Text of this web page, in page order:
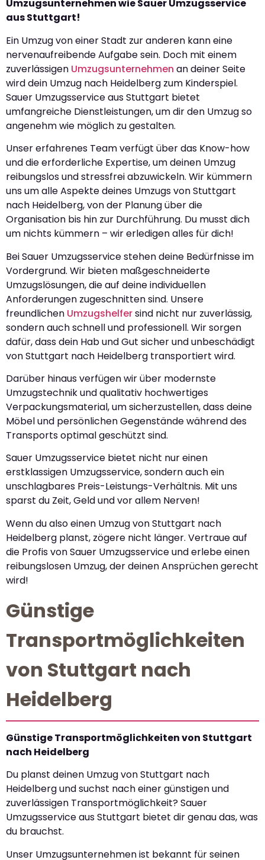
Umzugsunternehmen wie Sauer Umzugsservice
aus Stuttgart!
Ein Umzug von einer Stadt zur anderen kann eine
nervenaufreibende Aufgabe sein. Doch mit einem
zuverlässigen Umzugsunternehmen an deiner Seite
wird dein Umzug nach Heidelberg zum Kinderspiel.
Sauer Umzugsservice aus Stuttgart bietet
umfangreiche Dienstleistungen, um dir den Umzug so
angenehm wie möglich zu gestalten.
Unser erfahrenes Team verfügt über das Know-how
und die erforderliche Expertise, um deinen Umzug
reibungslos und stressfrei abzuwickeln. Wir kümmern
uns um alle Aspekte deines Umzugs von Stuttgart
nach Heidelberg, von der Planung über die
Organisation bis hin zur Durchführung. Du musst dich
um nichts kümmern – wir erledigen alles für dich!
Bei Sauer Umzugsservice stehen deine Bedürfnisse im
Vordergrund. Wir bieten maßgeschneiderte
Umzugslösungen, die auf deine individuellen
Anforderungen zugeschnitten sind. Unsere
freundlichen Umzugshelfersind nicht nur zuverlässig,
sondern auch schnell und professionell. Wir sorgen
dafür, dass dein Hab und Gut sicher und unbeschädigt
von Stuttgart nach Heidelberg transportiert wird.
Darüber hinaus verfügen wir über modernste
Umzugstechnik und qualitativ hochwertiges
Verpackungsmaterial, um sicherzustellen, dass deine
Möbel und persönlichen Gegenstände während des
Transports optimal geschützt sind.
Sauer Umzugsservice bietet nicht nur einen
erstklassigen Umzugsservice, sondern auch ein
unschlagbares Preis-Leistungs-Verhältnis. Mit uns
sparst du Zeit, Geld und vor allem Nerven!
Wenn du also einen Umzug von Stuttgart nach
Heidelberg planst, zögere nicht länger. Vertraue auf
die Profis von Sauer Umzugsservice und erlebe einen
reibungslosen Umzug, der deinen Ansprüchen gerecht
wird!
Günstige
Transportmöglichkeiten
von Stuttgart nach
Heidelberg
Günstige Transportmöglichkeiten von Stuttgart
nach Heidelberg
Du planst deinen Umzug von Stuttgart nach
Heidelberg und suchst nach einer günstigen und
zuverlässigen Transportmöglichkeit? Sauer
Umzugsservice aus Stuttgart bietet dir genau das, was
du brauchst.
Unser Umzugsunternehmen ist bekannt für seinen